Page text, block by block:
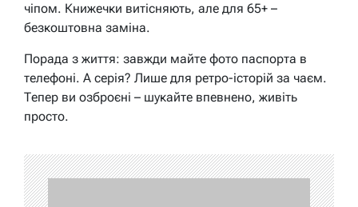
чіпом. Книжечки витісняють, але для 65+ –
безкоштовна заміна.
Порада з життя: завжди майте фото паспорта в
телефоні. А серія? Лише для ретро-історій за чаєм.
Тепер ви озброєні – шукайте впевнено, живіть
просто.